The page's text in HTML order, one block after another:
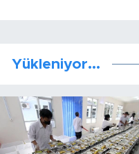
Yükleniyor...